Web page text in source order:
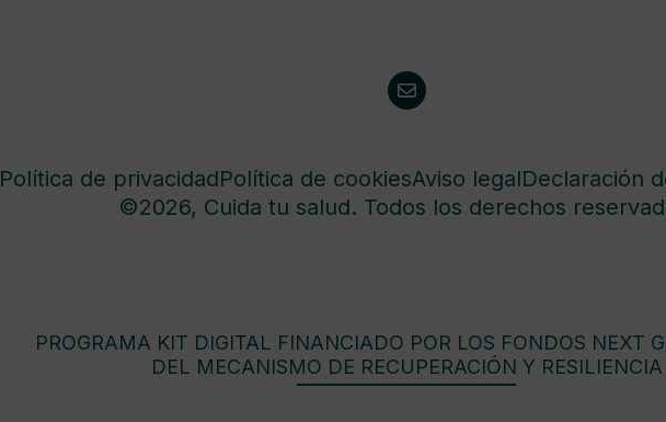
Política de privacidadPolítica de cookiesAviso legalDeclaración
©2026, Cuida tu salud. Todos los derechos
PROGRAMA KIT DIGITAL FINANCIADO POR LOS FONDOS NEXT
DEL MECANISMO DE RECUPERACIÓN Y RESILIENCIA